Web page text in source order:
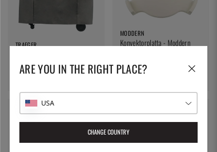
TRAEGER
Traeger
1999:-
MODDERN
Konvektorplatta - Moddern
795:-
ARE YOU IN THE RIGHT PLACE?
USA
CHANGE COUNTRY